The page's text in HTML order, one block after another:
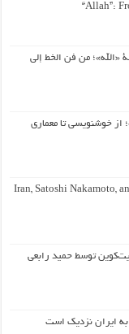
“Allah”:
«الله»؛ من فن الخط إلى
از خوشنویسی تا معماری
Iran, Satoshi Nakamoto,
توسط حمید رابعی
به ایران نزدیک است